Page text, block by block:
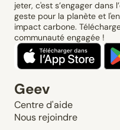
jeter, c'est s’engager dans
geste pour la planète et
impact carbone.
communauté engagée !
Geev
Centre d'aide
Nous rejoindre